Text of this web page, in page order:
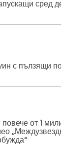
сред
с пълзящи
от 1